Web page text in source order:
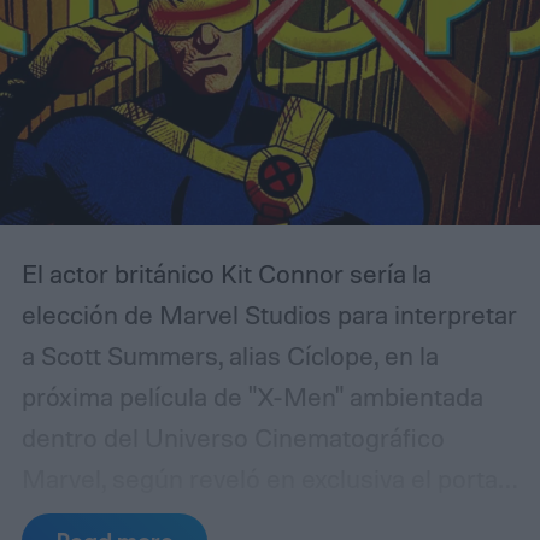
perspectiva, una película puede no cumplir
sus objetivos en taquilla y, aun así,
contribuir a otras áreas del conglomerado.
El actor británico Kit Connor sería la
elección de Marvel Studios para interpretar
a Scott Summers, alias Cíclope, en la
próxima película de "X-Men" ambientada
especializado Deadline. La decisión final